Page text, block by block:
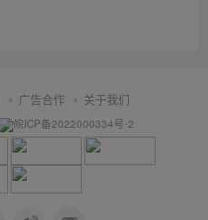
广告合作 关于我们
皖ICP备2022000334号-2